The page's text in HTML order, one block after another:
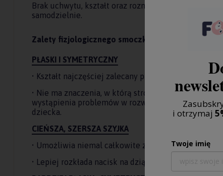
Brak uchwytu, kształt oraz rozmiar smoczka
samodzielnie.
Zalety fizjologicznego smoczka SX PRO:
PŁASKI I SYMETRYCZNY
• Kształt najczęściej zalecany przez stomatologów
• Nie ma znaczenia, w którą stronę znajduje się w
wystąpienia problemów w rozwoju jamy ustnej,
dziecka.
CIEŃSZA, SZERSZA SZYJKA
• Umożliwia niemal całkowite zamknięcie jamy
• Lepiej rozkłada nacisk na dziąsła i zęby.
i otrzymaj
Twoje imię